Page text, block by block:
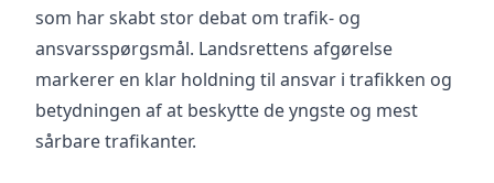
som har skabt stor debat om trafik- og
ansvarsspørgsmål. Landsrettens afgørelse
markerer en klar holdning til ansvar i trafikken og
betydningen af at beskytte de yngste og mest
sårbare trafikanter.